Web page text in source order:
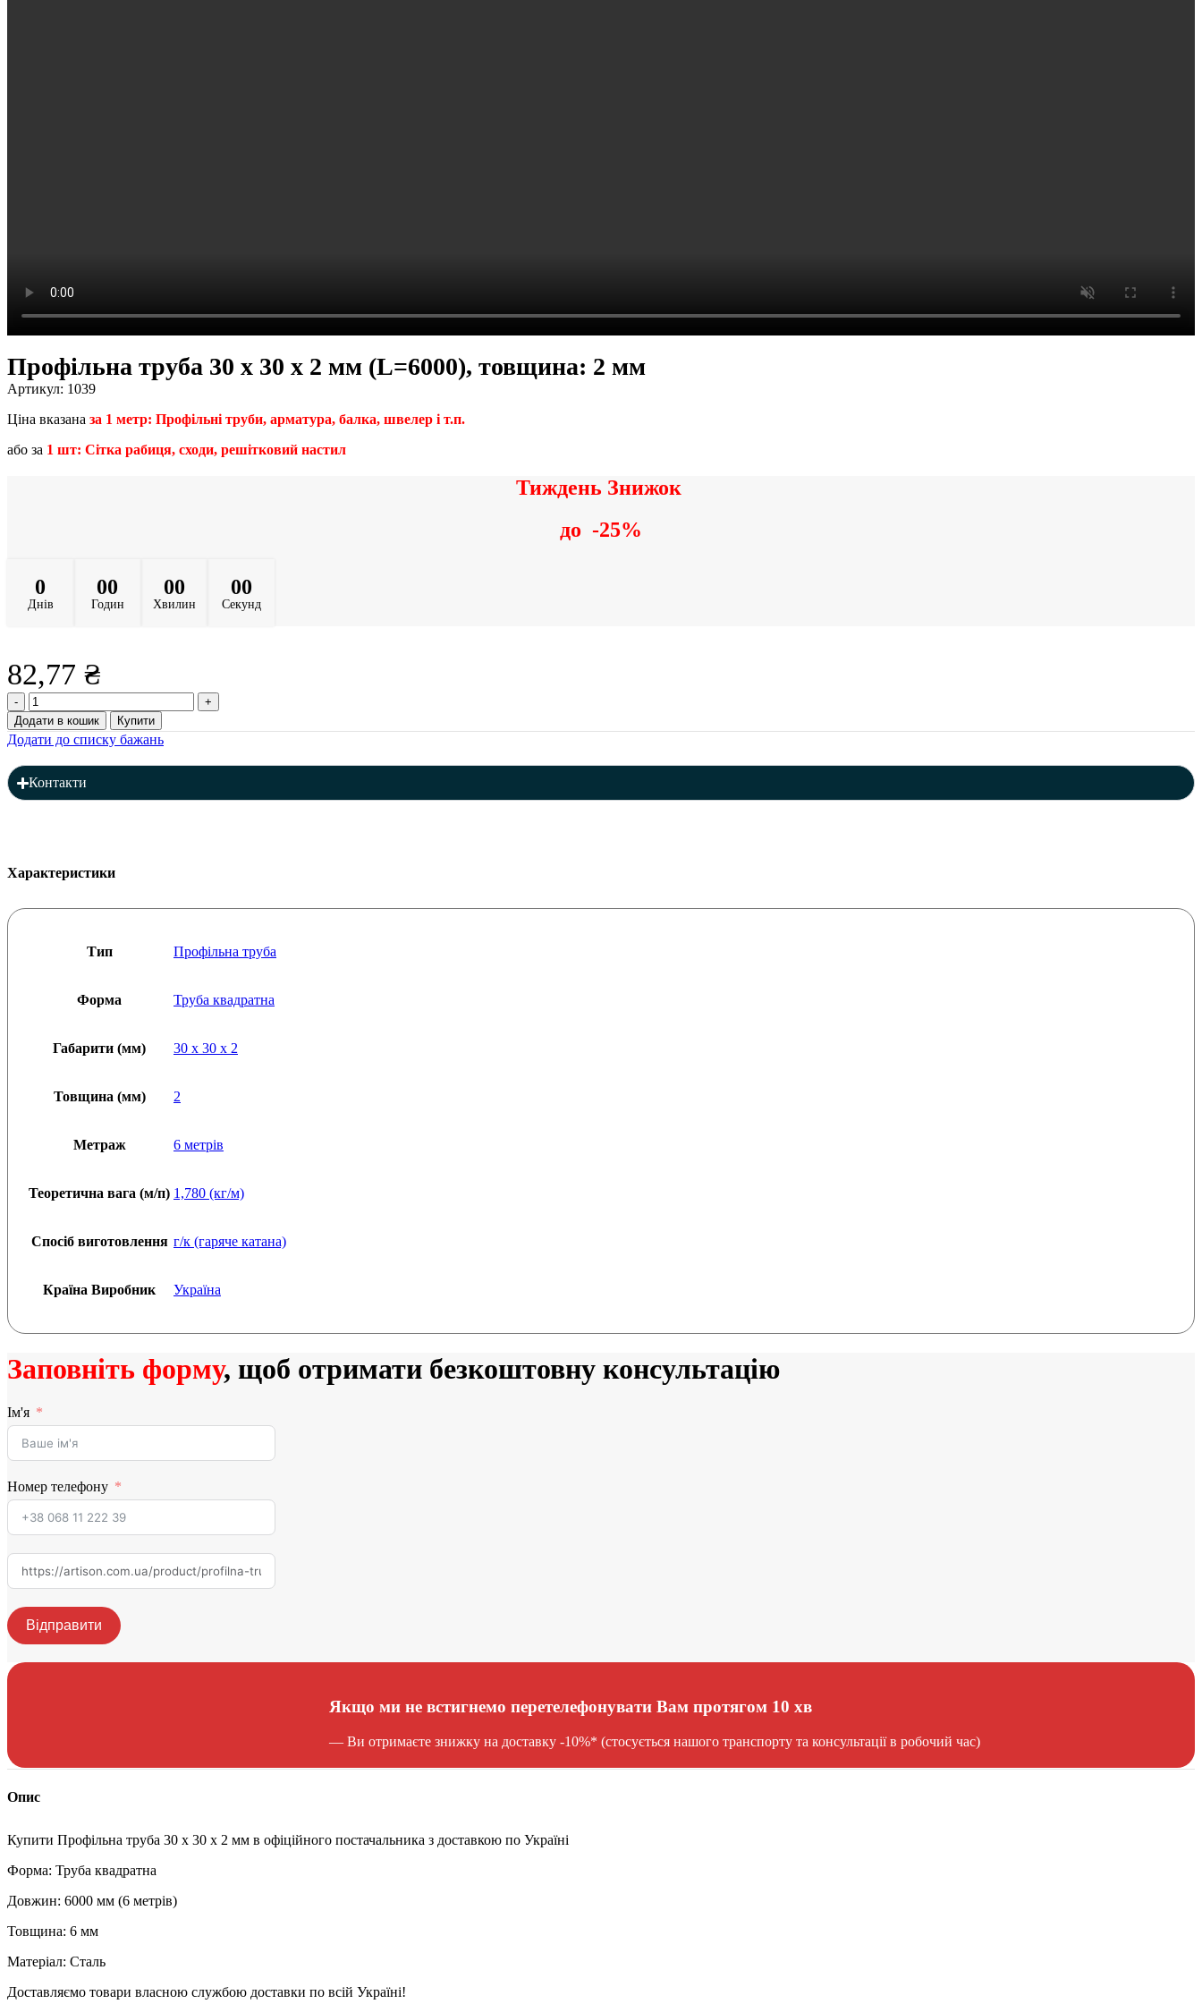
Профільна труба 30 x 30 x 2 мм (L=6000), товщина: 2 мм
Артикул: 1039
Ціна вказана за 1 метр: Профільні труби, арматура, балка, швелер і т.п.
або за 1 шт: Сітка рабиця, сходи, решітковий настил
Тиждень Знижок
до -25%
0
Днів
00
Годин
00
Хвилин
00
Секунд
82,77 ₴
Профільна
труба
30
x
30
x
мм
Додати в кошик Купити
Додати до списку бажань
Контакти
Характеристики
Тип Профільна труба
Форма Труба квадратна
Габарити (мм) 30 x 30 x 2
Товщина (мм) 2
Метраж 6 метрів
Теоретична вага (м/п) 1,780 (кг/м)
Спосіб виготовлення г/к (гаряче катана)
Країна Виробник Україна
Заповніть форму, щоб отримати безкоштовну консультацію
Ім'я
Номер телефону
Відправити
Якщо ми не встигнемо перетелефонувати Вам протягом 10 хв
— Ви отримаєте знижку на доставку -10%* (стосується нашого транспорту та консультації в робочий час)
Опис
Купити Профільна труба 30 x 30 x 2 мм в офіційного постачальника з доставкою по Україні
Форма: Труба квадратна
Довжин: 6000 мм (6 метрів)
Товщина: 6 мм
Матеріал: Сталь
Доставляємо товари власною службою доставки по всій Україні!